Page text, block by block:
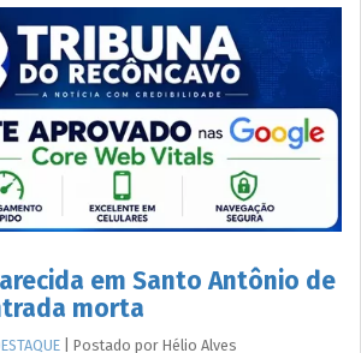
em Santo Antônio de
morta
Postado por Hélio Alves